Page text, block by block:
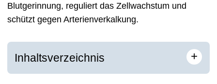
Blutgerinnung, reguliert das Zellwachstum und
schützt gegen Arterienverkalkung.
Inhaltsverzeichnis +